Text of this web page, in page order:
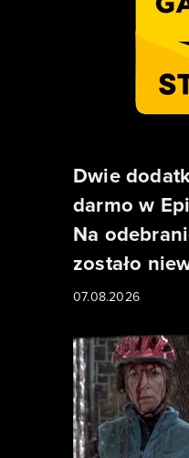
Dwie
darmo w
Na
zostało
07.08.2026